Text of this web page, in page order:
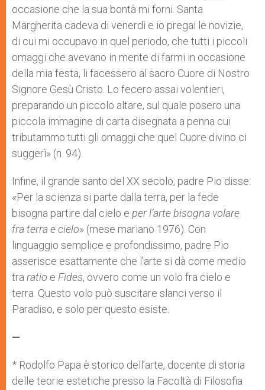
occasione che la sua bontà mi forni. Santa
Margherita cadeva di venerdì e io pregai le novizie,
di cui mi occupavo in quel periodo, che tutti i piccoli
omaggi che avevano in mente di farmi in occasione
della mia festa, li facessero al sacro Cuore di Nostro
Signore Gesù Cristo. Lo fecero assai volentieri,
preparando un piccolo altare, sul quale posero una
piccola immagine di carta disegnata a penna cui
tributammo tutti gli omaggi che quel Cuore divino ci
suggerì» (n. 94).
Infine, il grande santo del XX secolo, padre Pio disse:
«Per la scienza si parte dalla terra, per la fede
bisogna partire dal cielo e per l’arte bisogna volare
fra terra e cielo» (mese mariano 1976). Con
linguaggio semplice e profondissimo, padre Pio
asserisce esattamente che l’arte si dà come medio
tra ratio e Fides, ovvero come un volo fra cielo e
terra. Questo volo può suscitare slanci verso il
Paradiso, e solo per questo esiste.
—
* Rodolfo Papa è storico dell’arte, docente di storia
delle teorie estetiche presso la Facoltà di Filosofia